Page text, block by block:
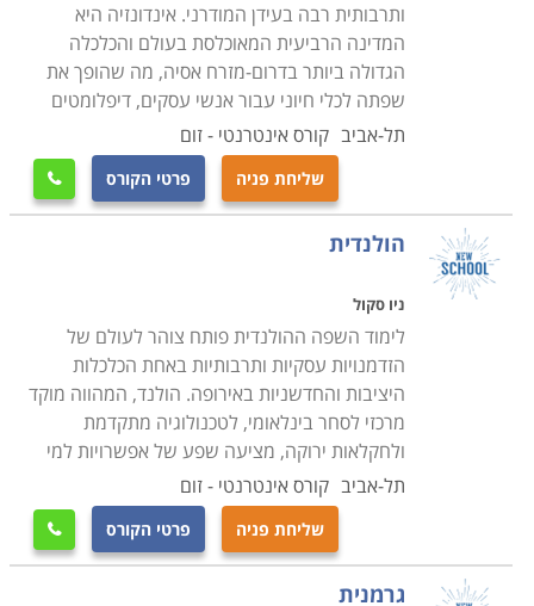
ותרבותית רבה בעידן המודרני. אינדונזיה היא
המדינה הרביעית המאוכלסת בעולם והכלכלה
הגדולה ביותר בדרום-מזרח אסיה, מה שהופך את
שפתה לכלי חיוני עבור אנשי עסקים, דיפלומטים
תל-אביב קורס אינטרנטי - זום
שליחת פניה פרטי הקורס 
הולנדית
ניו סקול
לימוד השפה ההולנדית פותח צוהר לעולם של
הזדמנויות עסקיות ותרבותיות באחת הכלכלות
היציבות והחדשניות באירופה. הולנד, המהווה מוקד
מרכזי לסחר בינלאומי, לטכנולוגיה מתקדמת
ולחקלאות ירוקה, מציעה שפע של אפשרויות למי
תל-אביב קורס אינטרנטי - זום
שליחת פניה פרטי הקורס 
גרמנית